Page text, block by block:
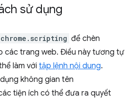
sử dụng
chrome.scripting để chèn
các trang web. Điều này tương tự
làm với tập lệnh nội dung.
không gian tên
tiện ích có thể đưa ra quyết